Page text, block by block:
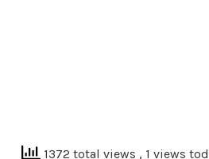
1372 total views , 1 views